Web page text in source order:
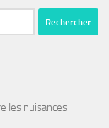
les nuisances